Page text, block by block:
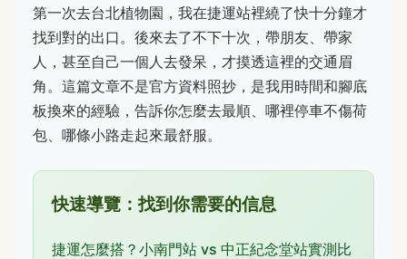
第一次去台北植物園，我在捷運站裡繞了快十分鐘才
找到對的出口。後來去了不下十次，帶朋友、帶家
人，甚至自己一個人去發呆，才摸透這裡的交通眉
角。這篇文章不是官方資料照抄，是我用時間和腳底
板換來的經驗，告訴你怎麼去最順、哪裡停車不傷荷
包、哪條小路走起來最舒服。
快速導覽：找到你需要的信息
捷運怎麼搭？小南門站 vs 中正紀念堂站實測比